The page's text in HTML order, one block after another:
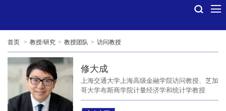
首页 > 教授/研究 > 教授团队 > 访问教授
修大成
上海交通大学上海高级金融学院访问教授、芝加
哥大学布斯商学院计量经济学和统计学教授